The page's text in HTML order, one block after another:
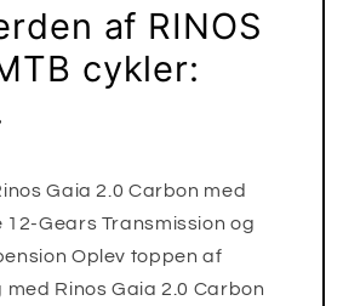
af RINOS
cykler:
Gaia 2.0 Carbon med
12-Gears Transmission og
Oplev toppen af
Rinos Gaia 2.0 Carbon